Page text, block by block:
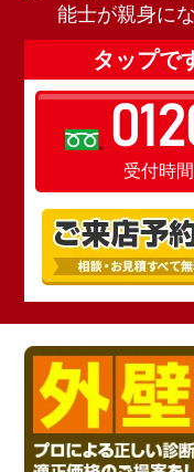
能士が親身に
タップで
受付時